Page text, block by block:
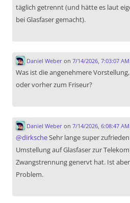
täglich getrennt (und hätte es laut
bei Glasfaser gemacht).
Daniel Weberon 7/14/2026, 7:03:07 AM
Was ist die angenehmere
oder vorher zum Friseur?
Daniel Weberon 7/14/2026, 6:08:47 AM
@dirkscheSehr lange super
Umstellung auf Glasfaser zur
Zwangstrennung genervt hat. Ist
Problem.